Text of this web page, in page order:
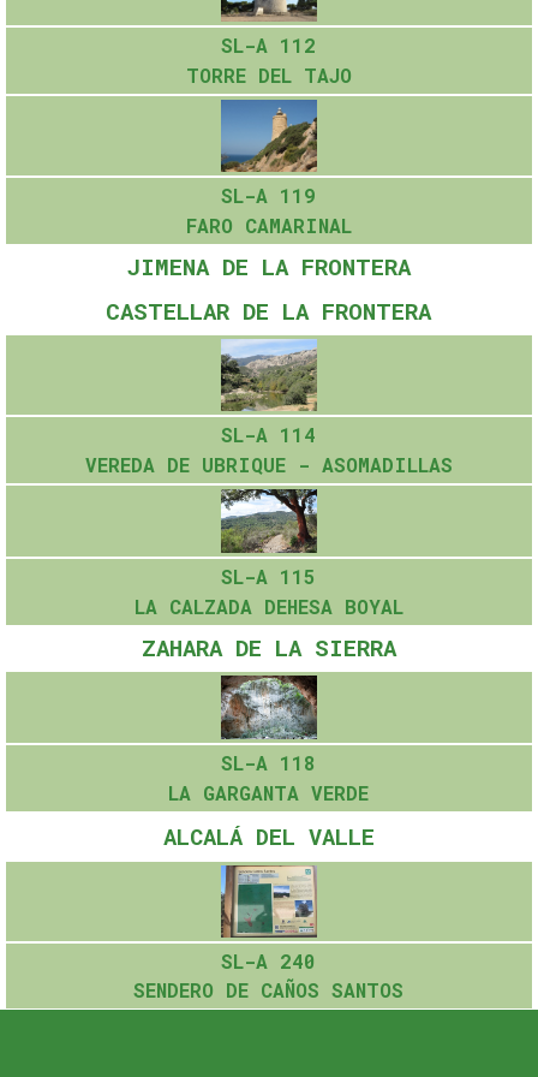
SL-A 112
TORRE DEL TAJO
SL-A 119
FARO CAMARINAL
JIMENA DE LA FRONTERA
CASTELLAR DE LA FRONTERA
SL-A 114
VEREDA DE UBRIQUE - ASOMADILLAS
SL-A 115
LA CALZADA DEHESA BOYAL
ZAHARA DE LA SIERRA
SL-A 118
LA GARGANTA VERDE
ALCALÁ DEL VALLE
SL-A 240
SENDERO DE CAÑOS SANTOS